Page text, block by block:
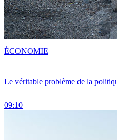
Le véritable problème de la
09:10
ÉCONOMIE